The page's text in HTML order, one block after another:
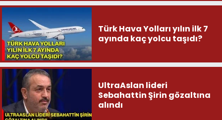
Türk Hava Yolları yılın ilk 7
ayında kaç yolcu taşıdı?
UltraAslan lideri
Sebahattin Şirin gözaltına
alındı